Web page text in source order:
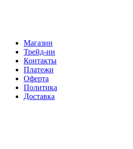
Магазин
Трейд-ин
Контакты
Платежи
Оферта
Политика
Доставка